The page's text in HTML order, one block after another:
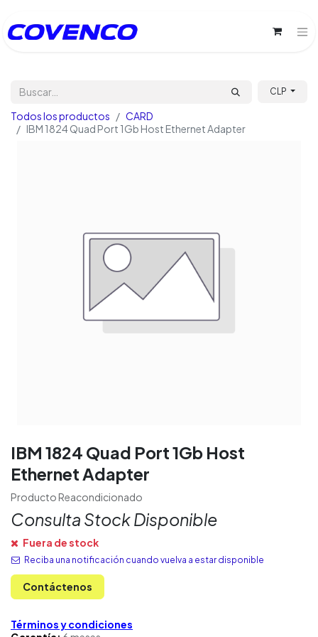
CLP
Todos los productos
CARD
IBM 1824 Quad Port 1Gb Host Ethernet Adapter
IBM 1824 Quad Port 1Gb Host
Ethernet Adapter
Producto Reacondicionado
Consulta Stock Disponible
Fuera de stock
Reciba una notificación cuando vuelva a estar disponible
Contáctenos
Términos y condiciones